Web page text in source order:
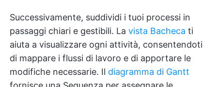
Successivamente, suddividi i tuoi processi in
passaggi chiari e gestibili. La vista Bacheca ti
aiuta a visualizzare ogni attività, consentendoti
di mappare i flussi di lavoro e di apportare le
modifiche necessarie. Il diagramma di Gantt